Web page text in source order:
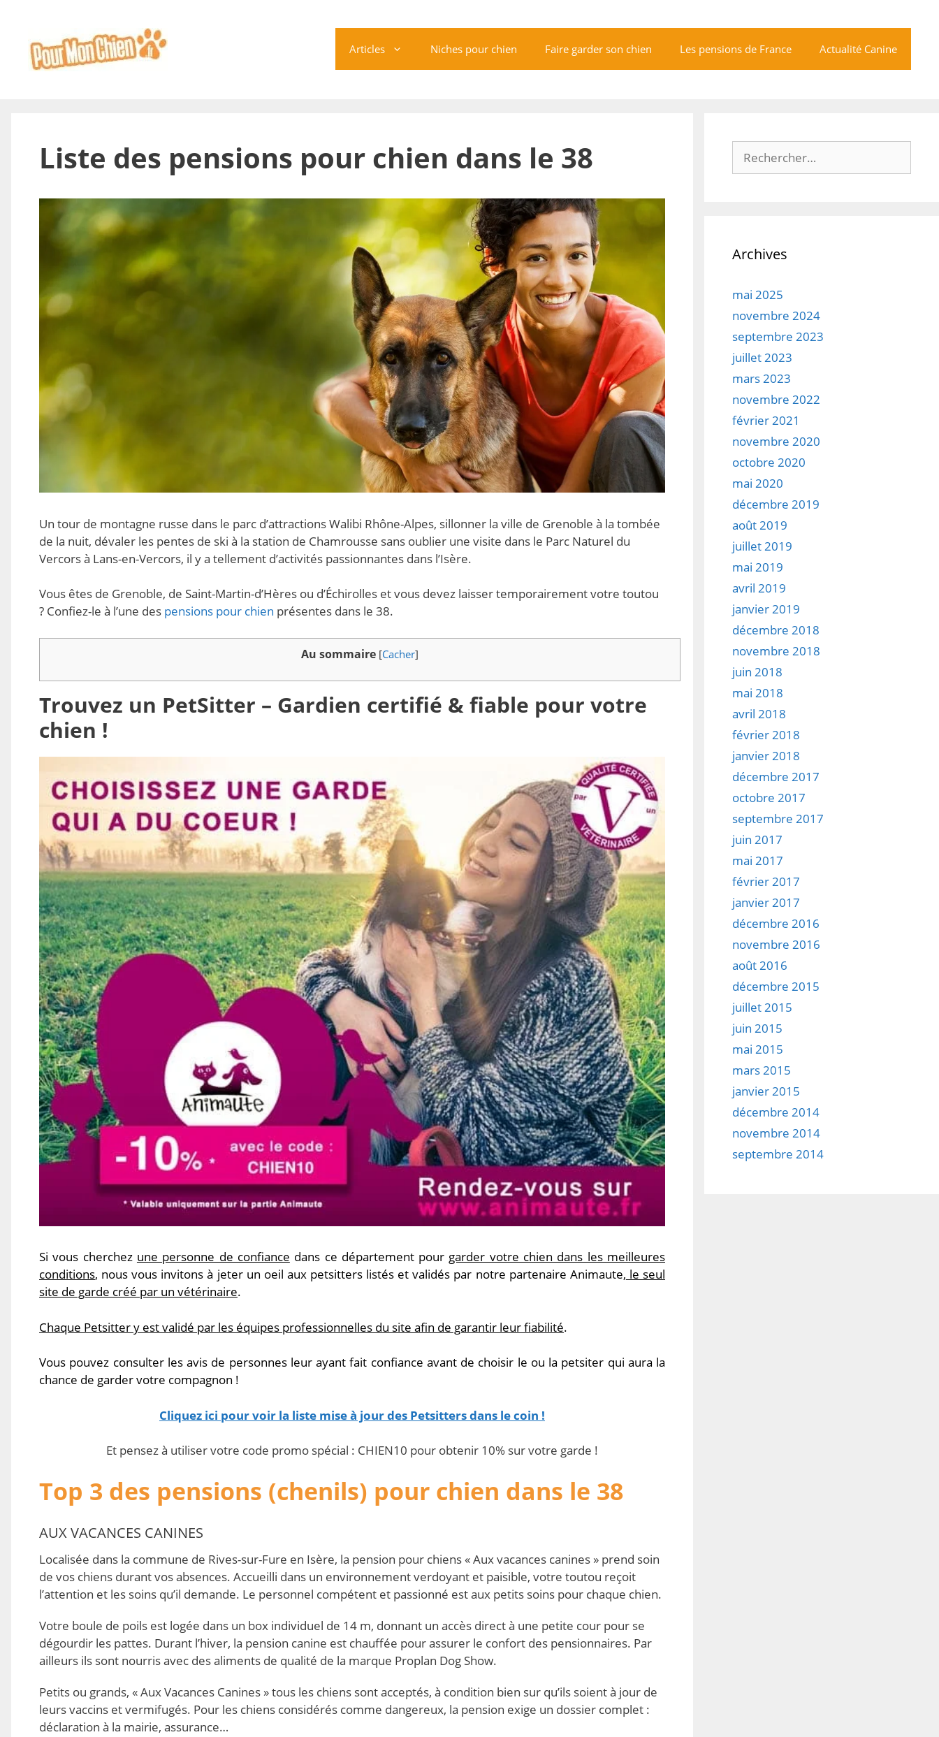
contenu
Articles Niches pour chien Faire garder son chien Les pensions de France Actualité Canine
Liste des pensions pour chien dans le 38
Un tour de montagne russe dans le parc d’attractions Walibi Rhône-Alpes, sillonner la ville de Grenoble à la tombée
de la nuit, dévaler les pentes de ski à la station de Chamrousse sans oublier une visite dans le Parc Naturel du
Vercors à Lans-en-Vercors, il y a tellement d’activités passionnantes dans l’Isère.
Vous êtes de Grenoble, de Saint-Martin-d’Hères ou d’Échirolles et vous devez laisser temporairement votre toutou
? Confiez-le à l’une des pensions pour chien présentes dans le 38.
Au sommaire [Cacher]
Trouvez un PetSitter – Gardien certifié & fiable pour votre
chien !
Si vous cherchez une personne de confiance dans ce département pour garder votre chien dans les meilleures
conditions, nous vous invitons à jeter un oeil aux petsitters listés et validés par notre partenaire Animaute, le seul
site de garde créé par un vétérinaire.
Chaque Petsitter y est validé par les équipes professionnelles du site afin de garantir leur fiabilité.
Vous pouvez consulter les avis de personnes leur ayant fait confiance avant de choisir le ou la petsiter qui aura la
chance de garder votre compagnon !
Cliquez ici pour voir la liste mise à jour des Petsitters dans le coin !
Et pensez à utiliser votre code promo spécial : CHIEN10 pour obtenir 10% sur votre garde !
Top 3 des pensions (chenils) pour chien dans le 38
AUX VACANCES CANINES
Localisée dans la commune de Rives-sur-Fure en Isère, la pension pour chiens « Aux vacances canines » prend soin
de vos chiens durant vos absences. Accueilli dans un environnement verdoyant et paisible, votre toutou reçoit
l’attention et les soins qu’il demande. Le personnel compétent et passionné est aux petits soins pour chaque chien.
Votre boule de poils est logée dans un box individuel de 14 m, donnant un accès direct à une petite cour pour se
dégourdir les pattes. Durant l’hiver, la pension canine est chauffée pour assurer le confort des pensionnaires. Par
ailleurs ils sont nourris avec des aliments de qualité de la marque Proplan Dog Show.
Petits ou grands, « Aux Vacances Canines » tous les chiens sont acceptés, à condition bien sur qu’ils soient à jour de
leurs vaccins et vermifugés. Pour les chiens considérés comme dangereux, la pension exige un dossier complet :
déclaration à la mairie, assurance…
Rechercher :
Archives
mai 2025
novembre 2024
septembre 2023
juillet 2023
mars 2023
novembre 2022
février 2021
novembre 2020
octobre 2020
mai 2020
décembre 2019
août 2019
juillet 2019
mai 2019
avril 2019
janvier 2019
décembre 2018
novembre 2018
juin 2018
mai 2018
avril 2018
février 2018
janvier 2018
décembre 2017
octobre 2017
septembre 2017
juin 2017
mai 2017
février 2017
janvier 2017
décembre 2016
novembre 2016
août 2016
décembre 2015
juillet 2015
juin 2015
mai 2015
mars 2015
janvier 2015
décembre 2014
novembre 2014
septembre 2014